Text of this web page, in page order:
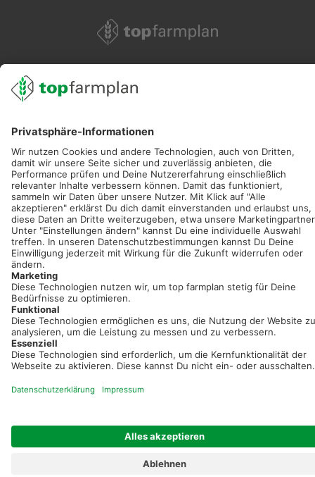
service@topfarmplan.de
Sei immer auf dem Laufenden!
Neue Features, spannende Tipps und hilfreiche Anleitungen!
Registriere dich kostenlos!
einfach und bequem!
Kostenlos registrieren & sofort starten
Impressum Kontakt & Hilfe